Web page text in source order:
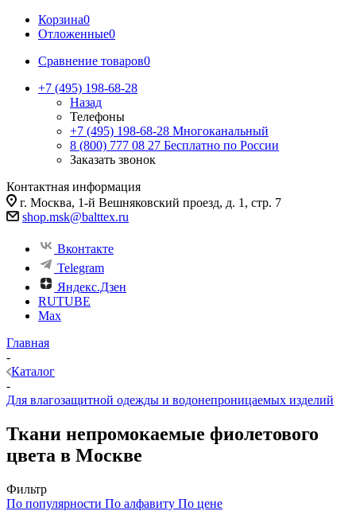
Корзина0
Отложенные0
Сравнение товаров0
+7 (495) 198-68-28
Назад
Телефоны
+7 (495) 198-68-28 Многоканальный
8 (800) 777 08 27 Бесплатно по России
Заказать звонок
Контактная информация
г. Москва, 1-й Вешняковский проезд, д. 1, стр. 7
shop.msk@balttex.ru
Вконтакте
Telegram
Яндекс.Дзен
RUTUBE
Max
Главная
-
Каталог
-
Для влагозащитной одежды и водонепроницаемых изделий
Ткани непромокаемые фиолетового
цвета в Москве
Фильтр
По популярности По алфавиту По цене